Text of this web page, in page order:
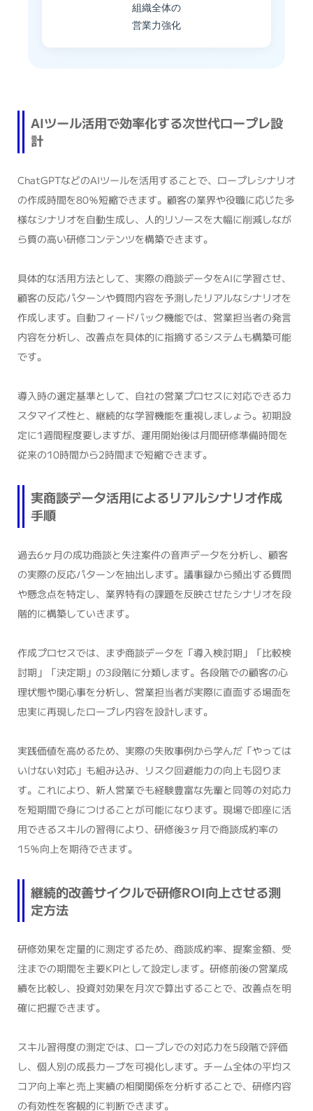
組織全体の
営業力強化
AIツール活用で効率化する次世代ロープレ設
計
ChatGPTなどのAIツールを活用することで、ロープレシナリオ
の作成時間を80％短縮できます。顧客の業界や役職に応じた多
様なシナリオを自動生成し、人的リソースを大幅に削減しなが
ら質の高い研修コンテンツを構築できます。
具体的な活用方法として、実際の商談データをAIに学習させ、
顧客の反応パターンや質問内容を予測したリアルなシナリオを
作成します。自動フィードバック機能では、営業担当者の発言
内容を分析し、改善点を具体的に指摘するシステムも構築可能
です。
導入時の選定基準として、自社の営業プロセスに対応できるカ
スタマイズ性と、継続的な学習機能を重視しましょう。初期設
定に1週間程度要しますが、運用開始後は月間研修準備時間を
従来の10時間から2時間まで短縮できます。
実商談データ活用によるリアルシナリオ作成
手順
過去6ヶ月の成功商談と失注案件の音声データを分析し、顧客
の実際の反応パターンを抽出します。議事録から頻出する質問
や懸念点を特定し、業界特有の課題を反映させたシナリオを段
階的に構築していきます。
作成プロセスでは、まず商談データを「導入検討期」「比較検
討期」「決定期」の3段階に分類します。各段階での顧客の心
理状態や関心事を分析し、営業担当者が実際に直面する場面を
忠実に再現したロープレ内容を設計します。
実践価値を高めるため、実際の失敗事例から学んだ「やっては
いけない対応」も組み込み、リスク回避能力の向上も図りま
す。これにより、新人営業でも経験豊富な先輩と同等の対応力
を短期間で身につけることが可能になります。現場で即座に活
用できるスキルの習得により、研修後3ヶ月で商談成約率の
15％向上を期待できます。
継続的改善サイクルで研修ROI向上させる測
定方法
研修効果を定量的に測定するため、商談成約率、提案金額、受
注までの期間を主要KPIとして設定します。研修前後の営業成
績を比較し、投資対効果を月次で算出することで、改善点を明
確に把握できます。
スキル習得度の測定では、ロープレでの対応力を5段階で評価
し、個人別の成長カーブを可視化します。チーム全体の平均ス
コア向上率と売上実績の相関関係を分析することで、研修内容
の有効性を客観的に判断できます。